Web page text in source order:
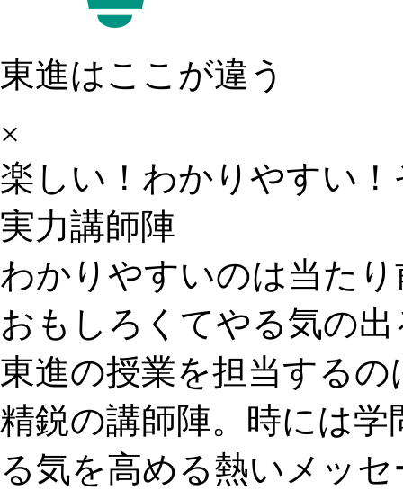
東進はここが違う
×
楽しい！わかりやすい！
実力講師陣
わかりやすいのは当たり
おもしろくてやる気の
東進の授業を担当する
精鋭の講師陣。時には
る気を高める熱いメッ